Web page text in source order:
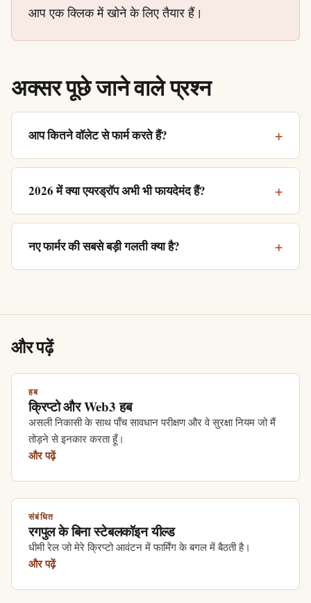
आप एक क्लिक में खोने के लिए तैयार हैं।
अक्सर पूछे जाने वाले प्रश्न
आप कितने वॉलेट से फार्म करते हैं?
2026 में क्या एयरड्रॉप अभी भी फायदेमंद हैं?
नए फार्मर की सबसे बड़ी गलती क्या है?
और पढ़ें
हब
क्रिप्टो और Web3 हब
असली निकासी के साथ पाँच सावधान परीक्षण और वे सुरक्षा नियम जो मैं
तोड़ने से इनकार करता हूँ।
और पढ़ें
संबंधित
रगपुल के बिना स्टेबलकॉइन यील्ड
धीमी रेल जो मेरे क्रिप्टो आवंटन में फार्मिंग के बगल में बैठती है।
और पढ़ें